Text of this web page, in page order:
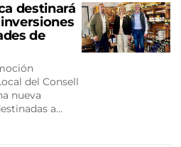
destinará
de
del Consell
nueva
a…